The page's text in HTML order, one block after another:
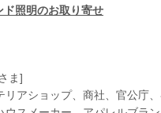
ド照明のお取り寄せ
ま]
リアショップ、商社、官公庁